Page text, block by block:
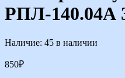
РПЛ-140.04А
Наличие: 45 в наличии
850₽